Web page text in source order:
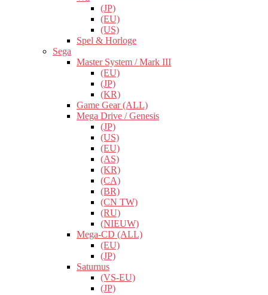
(JP)
(EU)
(US)
Spel & Horloge
Sega
Master System / Mark III
(EU)
(JP)
(KR)
Game Gear (ALL)
Mega Drive / Genesis
(JP)
(US)
(EU)
(AS)
(KR)
(CA)
(BR)
(CN TW)
(RU)
(NIEUW)
Mega-CD (ALL)
(EU)
(JP)
Saturnus
(VS-EU)
(JP)